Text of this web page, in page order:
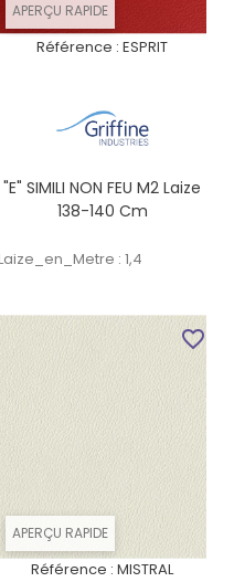
APERÇU RAPIDE
Référence : ESPRIT
"E" SIMILI NON FEU M2 Laize
138-140 Cm
: 1,4
APERÇU RAPIDE
Référence : MISTRAL
favorite_border